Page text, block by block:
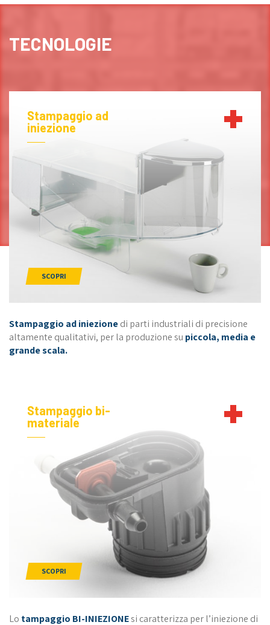
TECNOLOGIE
Stampaggio ad
iniezione
SCOPRI
Stampaggio ad iniezionedi parti industriali di precisione
altamente qualitativi, per la produzione su piccola, media e
grande scala.
Stampaggio bi-
materiale
SCOPRI
Lo tampaggio BI-INIEZIONEsi caratterizza per l’iniezione di